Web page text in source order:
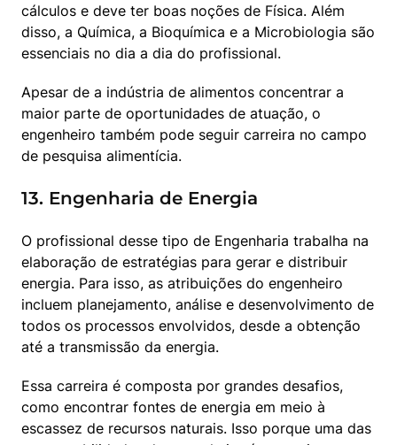
cálculos e deve ter boas noções de Física. Além
disso, a Química, a Bioquímica e a Microbiologia são
essenciais no dia a dia do profissional.
Apesar de a indústria de alimentos concentrar a
maior parte de oportunidades de atuação, o
engenheiro também pode seguir carreira no campo
de pesquisa alimentícia.
13. Engenharia de Energia
O profissional desse tipo de Engenharia trabalha na
elaboração de estratégias para gerar e distribuir
energia. Para isso, as atribuições do engenheiro
incluem planejamento, análise e desenvolvimento de
todos os processos envolvidos, desde a obtenção
até a transmissão da energia.
Essa carreira é composta por grandes desafios,
como encontrar fontes de energia em meio à
escassez de recursos naturais. Isso porque uma das